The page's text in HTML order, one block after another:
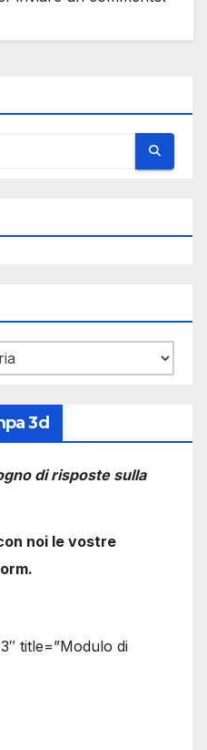
3d
di risposte sulla
noi le vostre
title=”Modulo di